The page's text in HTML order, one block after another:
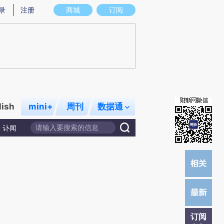
商城 订阅
注册
mini+ 周刊 数据通
讣闻
订阅